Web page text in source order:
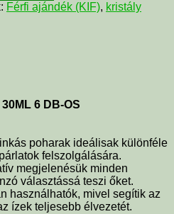
Férfi ajándék (KIF), kristály
6 DB-OS
poharak ideálisak különféle
felszolgálására.
megjelenésük minden
választássá teszi őket.
használhatók, mivel segítik az
ízek teljesebb élvezetét.